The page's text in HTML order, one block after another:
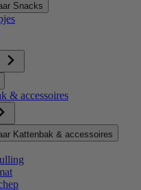
Snacks
& accessoires
Kattenbak & accessoires